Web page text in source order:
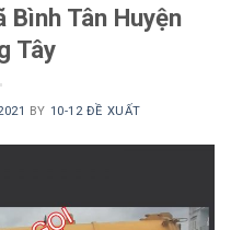
Bình Tân Huyện
Tây
BY 10-12 ĐỀ XUẤT